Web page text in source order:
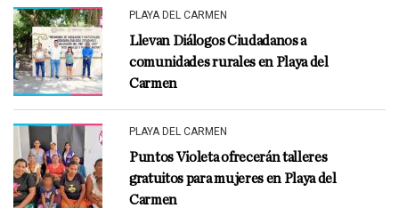
PLAYA DEL CARMEN
Llevan Diálogos Ciudadanos a
comunidades rurales en Playa del
Carmen
PLAYA DEL CARMEN
Puntos Violeta ofrecerán talleres
gratuitos para mujeres en Playa del
Carmen